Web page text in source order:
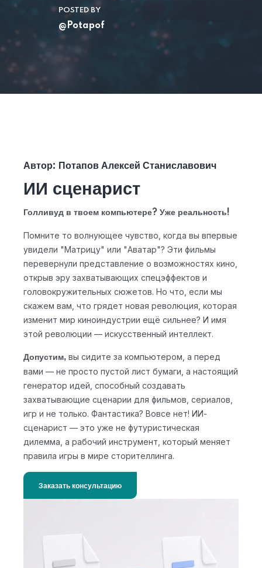
POSTED BY
@Potapof
Автор: Потапов Алексей Станиславович
ИИ сценарист
Голливуд в твоем компьютере? Уже реальность!
Помните то волнующее чувство, когда вы впервые
увидели "Матрицу" или "Аватар"? Эти фильмы
перевернули представление о возможностях кино,
открыв эру захватывающих спецэффектов и
головокружительных сюжетов. Но что, если мы
скажем вам, что грядет новая революция, которая
изменит мир киноиндустрии ещё сильнее? И имя
этой революции — искусственный интеллект.
Допустим, вы сидите за компьютером, а перед
вами — не просто пустой лист бумаги, а настоящий
генератор идей, способный создавать
захватывающие сценарии для фильмов, сериалов,
игр и не только. Фантастика? Вовсе нет! ИИ-
сценарист — это уже не футуристическая
дилемма, а рабочий инструмент, который меняет
правила игры в мире сторителлинга.
Заказать консультацию